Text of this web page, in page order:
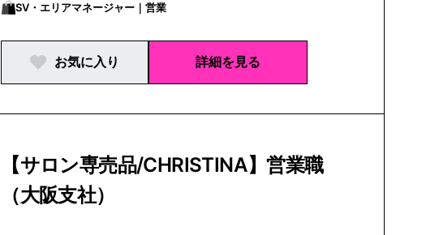
SV・エリアマネージャー｜営業
お気に入り 詳細を見る
【サロン専売品/CHRISTINA】営業職
（大阪支社）